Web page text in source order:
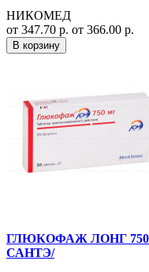
НИКОМЕД
от 347.70 р. от 366.00 р.
В корзину
ГЛЮКОФАЖ ЛОНГ
САНТЭ/